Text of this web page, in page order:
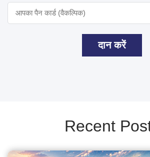
दान करें
Recent